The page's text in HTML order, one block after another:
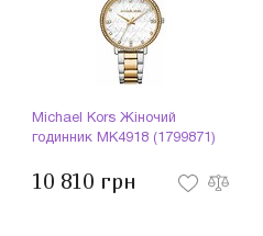
Michael Kors Жіночий
годинник MK4918 (1799871)
10 810 грн